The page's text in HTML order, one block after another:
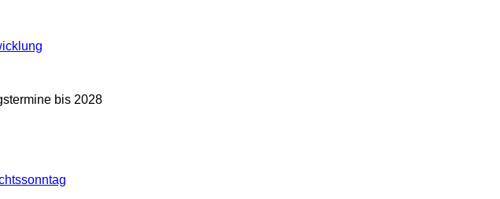
bis 2028